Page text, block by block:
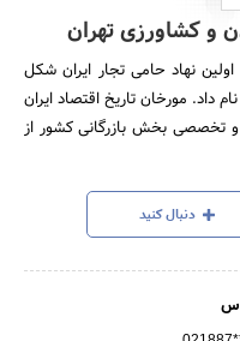
و کشاورزی تهران
اولین نهاد حامی تجار ایران شکل
داد. مورخان تاریخ اقتصاد ایران
و تخصصی بخش بازرگانی کشور از
دنبال کنید